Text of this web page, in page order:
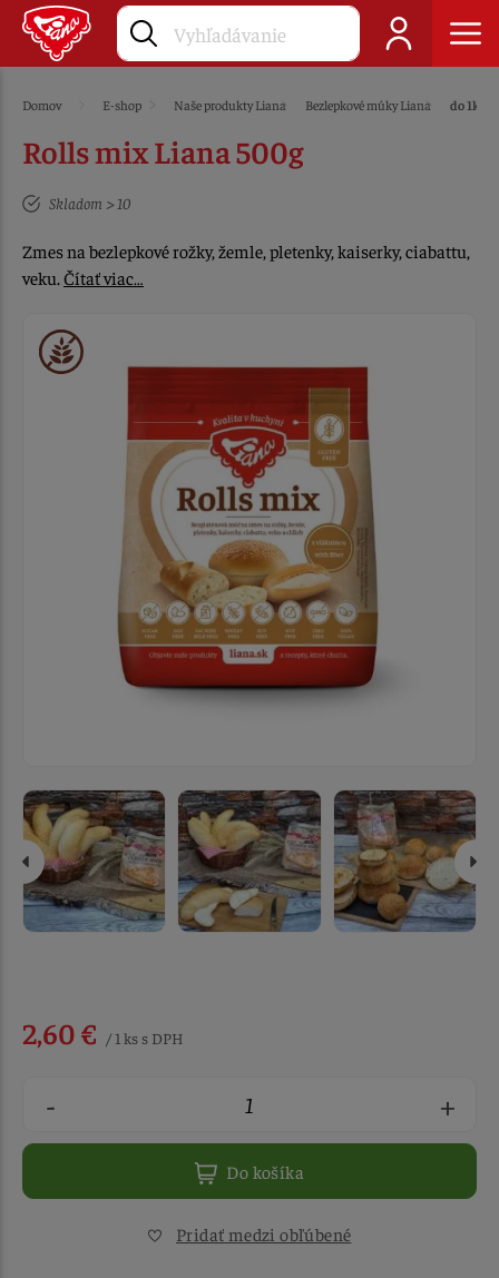
Domov E-shop Naše produkty Liana Bezlepkové múky Liana do 1kg
Rolls mix Liana 500g
Skladom > 10
Zmes na bezlepkové rožky, žemle, pletenky, kaiserky, ciabattu,
veku.Čítať viac…
2,60 € / 1 ks s DPH
- +
Do košíka
Pridať medzi obľúbené